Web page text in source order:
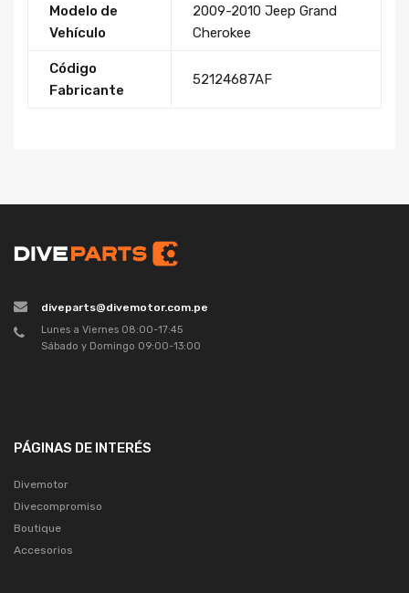
Modelo de
Vehículo
2009-2010 Jeep Grand
Cherokee
Código
Fabricante
52124687AF
diveparts@divemotor.com.pe
Lunes a Viernes 08:00-17:45
Sábado y Domingo 09:00-13:00
PÁGINAS DE INTERÉS
Divemotor
Divecompromiso
Boutique
Accesorios